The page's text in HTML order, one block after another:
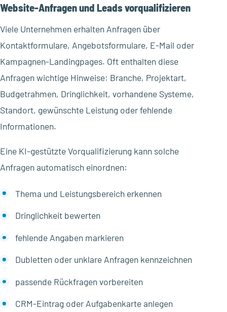
Website-Anfragen und Leads vorqualifizieren
Viele Unternehmen erhalten Anfragen über
Kontaktformulare, Angebotsformulare, E-Mail oder
Kampagnen-Landingpages. Oft enthalten diese
Anfragen wichtige Hinweise: Branche, Projektart,
Budgetrahmen, Dringlichkeit, vorhandene Systeme,
Standort, gewünschte Leistung oder fehlende
Informationen.
Eine KI-gestützte Vorqualifizierung kann solche
Anfragen automatisch einordnen:
Thema und Leistungsbereich erkennen
Dringlichkeit bewerten
fehlende Angaben markieren
Dubletten oder unklare Anfragen kennzeichnen
passende Rückfragen vorbereiten
CRM-Eintrag oder Aufgabenkarte anlegen